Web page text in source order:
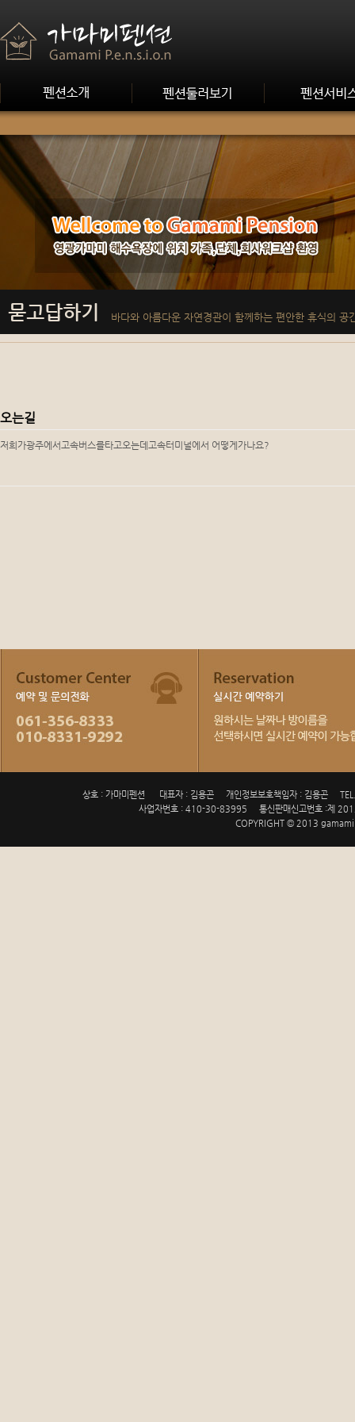
묻고답하기 바다와 아름다운 자연경관이 함께하는 편안한 휴식의 공
오는길
저희가광주에서고속버스를타고오는데고속터미널에서 어떻게가나요?
상호 : 가마미펜션 대표자 : 김용곤 개인정보보호책임자 : 김용곤
사업자번호 : 410-30-83995
통신판매신고번호 :제
COPYRIGHT © 2013